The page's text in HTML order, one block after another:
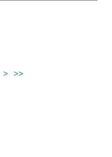
> >>